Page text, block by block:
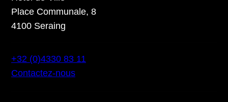
Place Communale, 8
4100 Seraing
+32 (0)4330 83 11
Contactez-nous